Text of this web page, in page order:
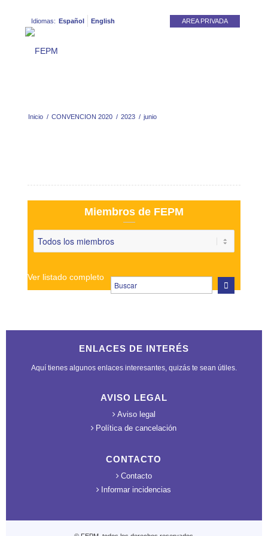
AREA PRIVADA
Idiomas: Español English
Inicio / CONVENCION 2020 / 2023 / junio
Miembros de FEPM
Ver listado completo
ENLACES DE INTERÉS
Aquí tienes algunos enlaces interesantes, quizás te sean útiles.
AVISO LEGAL
Aviso legal
Política de cancelación
CONTACTO
Contacto
Informar incidencias